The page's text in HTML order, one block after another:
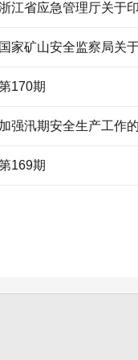
江省应急管理厅关于
家矿山安全监察局关
170期
强汛期安全生产工作
169期